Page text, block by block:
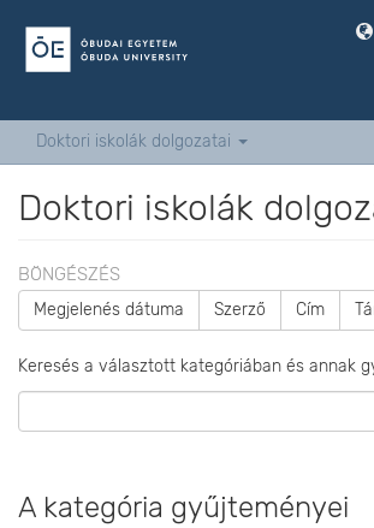
Doktori iskolák dolgozatai
Doktori iskolák
BÖNGÉSZÉS
Megjelenés dátuma Szerző Cím
Keresés a választott kategóriában és annak
A kategória gyűjteményei